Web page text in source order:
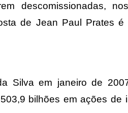
descomissionadas,
de Jean Paul Prates
Silva em janeiro de
bilhões em ações de